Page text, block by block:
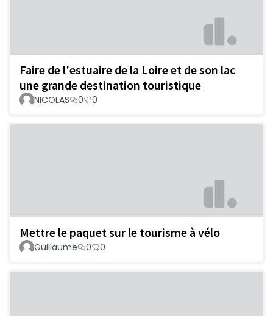
Faire de l'estuaire de la Loire et de son lac
une grande destination touristique
NICOLAS 0 0
Mettre le paquet sur le tourisme à vélo
Guillaume 0 0